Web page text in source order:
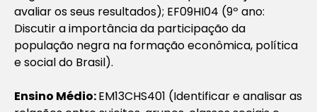
avaliar os seus resultados); EF09HI04 (9º ano:
Discutir a importância da participação da
população negra na formação econômica, política
e social do Brasil).
Ensino Médio:EM13CHS401 (Identificar e analisar as